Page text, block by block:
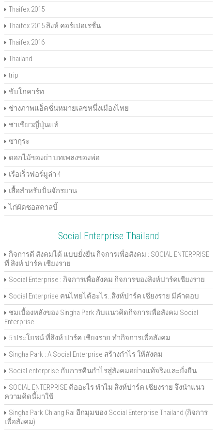
Thaifex 2015
Thaifex 2015 สิงห์ คอร์เปอเรชั่น
Thaifex 2016
Thailand
trip
ขับโกคาร์ท
ช่างภาพแอ็คชั่นหมายเลขหนึ่งเมืองไทย
ชาเขียวญี่ปุ่นแท้
ซากุระ
ดอกไม้ของย่า บทเพลงของพ่อ
เรือเร็วฟอร์มูล่า 4
เสื้อสำหรับปั่นจักรยาน
ไก่ผัดซอสคาลบี้
Social Enterprise Thailand
กิจการดี สังคมได้ แบบยั่งยืน กิจการเพื่อสังคม : SOCIAL ENTERPRISE
ที่ สิงห์ ปาร์ค เชียงราย
Social Enterprise : กิจการเพื่อสังคม กิจการของสิงห์ปาร์คเชียงราย
Social Enterprise คนไทยได้อะไร..สิงห์ปาร์ค เชียงราย มีคำตอบ
ชมเบื้องหลังของ Singha Park กับแนวคิดกิจการเพื่อสังคม Social
Enterprise
5 ประโยชน์ ที่สิงห์ ปาร์ค เชียงราย ทำกิจการเพื่อสังคม
Singha Park : A Social Enterprise สร้างกำไร ให้สังคม
Social enterprise กับการคืนกำไรสู่สังคมอย่างแท้จริงและยั่งยืน
SOCIAL ENTERPRISE คืออะไร ทำไม สิงห์ปาร์ค เชียงราย จึงนำแนว
ความคิดนี้มาใช้
Singha Park Chiang Rai อีกมุมของ Social Enterprise Thailand (กิจการ
เพื่อสังคม)